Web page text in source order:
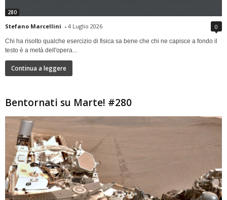
280
Stefano Marcellini - 4 Luglio 2026 0
Chi ha risolto qualche esercizio di fisica sa bene che chi ne capisce a fondo il
testo è a metà dell'opera...
Continua a leggere
Bentornati su Marte! #280